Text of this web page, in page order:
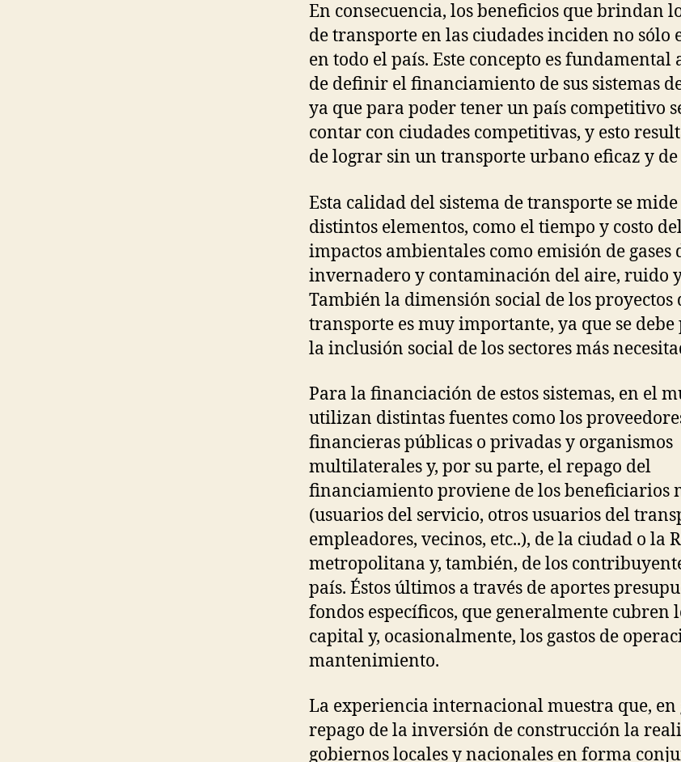
En consecuencia, los beneficios que brindan
de transporte en las ciudades inciden no sólo
en todo el país. Este concepto es fundamental
de definir el financiamiento de sus sistemas
ya que para poder tener un país competitivo
contar con ciudades competitivas, y esto
de lograr sin un transporte urbano eficaz y
Esta calidad del sistema de transporte se
distintos elementos, como el tiempo y costo
impactos ambientales como emisión de gases
invernadero y contaminación del aire, ruido
También la dimensión social de los proyectos
transporte es muy importante, ya que se
la inclusión social de los sectores más
Para la financiación de estos sistemas, en el
utilizan distintas fuentes como los
financieras públicas o privadas y organismos
multilaterales y, por su parte, el repago del
financiamiento proviene de los beneficiarios
(usuarios del servicio, otros usuarios del
empleadores, vecinos, etc..), de la ciudad o la
metropolitana y, también, de los
país. Éstos últimos a través de aportes
fondos específicos, que generalmente cubren
capital y, ocasionalmente, los gastos de
mantenimiento.
La experiencia internacional muestra que, en
repago de la inversión de construcción la
gobiernos locales y nacionales en forma